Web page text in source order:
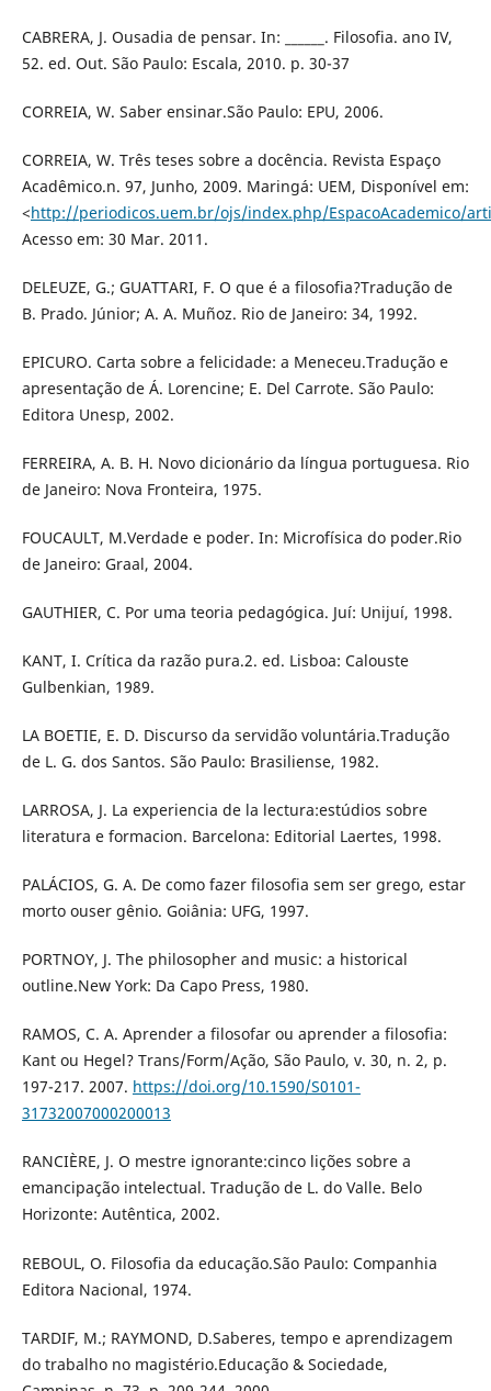
CABRERA, J. Ousadia de pensar. In: ______. Filosofia. ano IV,
52. ed. Out. São Paulo: Escala, 2010. p. 30-37
CORREIA, W. Saber ensinar.São Paulo: EPU, 2006.
CORREIA, W. Três teses sobre a docência. Revista Espaço
Acadêmico.n. 97, Junho, 2009. Maringá: UEM, Disponível em:
<http://periodicos.uem.br/ojs/index.php/EspacoAcademico/
Acesso em: 30 Mar. 2011.
DELEUZE, G.; GUATTARI, F. O que é a filosofia?Tradução de
B. Prado. Júnior; A. A. Muñoz. Rio de Janeiro: 34, 1992.
EPICURO. Carta sobre a felicidade: a Meneceu.Tradução e
apresentação de Á. Lorencine; E. Del Carrote. São Paulo:
Editora Unesp, 2002.
FERREIRA, A. B. H. Novo dicionário da língua portuguesa. Rio
de Janeiro: Nova Fronteira, 1975.
FOUCAULT, M.Verdade e poder. In: Microfísica do poder.Rio
de Janeiro: Graal, 2004.
GAUTHIER, C. Por uma teoria pedagógica. Juí: Unijuí, 1998.
KANT, I. Crítica da razão pura.2. ed. Lisboa: Calouste
Gulbenkian, 1989.
LA BOETIE, E. D. Discurso da servidão voluntária.Tradução
de L. G. dos Santos. São Paulo: Brasiliense, 1982.
LARROSA, J. La experiencia de la lectura:estúdios sobre
literatura e formacion. Barcelona: Editorial Laertes, 1998.
PALÁCIOS, G. A. De como fazer filosofia sem ser grego, estar
morto ouser gênio. Goiânia: UFG, 1997.
PORTNOY, J. The philosopher and music: a historical
outline.New York: Da Capo Press, 1980.
RAMOS, C. A. Aprender a filosofar ou aprender a filosofia:
Kant ou Hegel? Trans/Form/Ação, São Paulo, v. 30, n. 2, p.
197-217. 2007. https://doi.org/10.1590/S0101-
31732007000200013
RANCIÈRE, J. O mestre ignorante:cinco lições sobre a
emancipação intelectual. Tradução de L. do Valle. Belo
Horizonte: Autêntica, 2002.
REBOUL, O. Filosofia da educação.São Paulo: Companhia
Editora Nacional, 1974.
TARDIF, M.; RAYMOND, D.Saberes, tempo e aprendizagem
do trabalho no magistério.Educação & Sociedade,